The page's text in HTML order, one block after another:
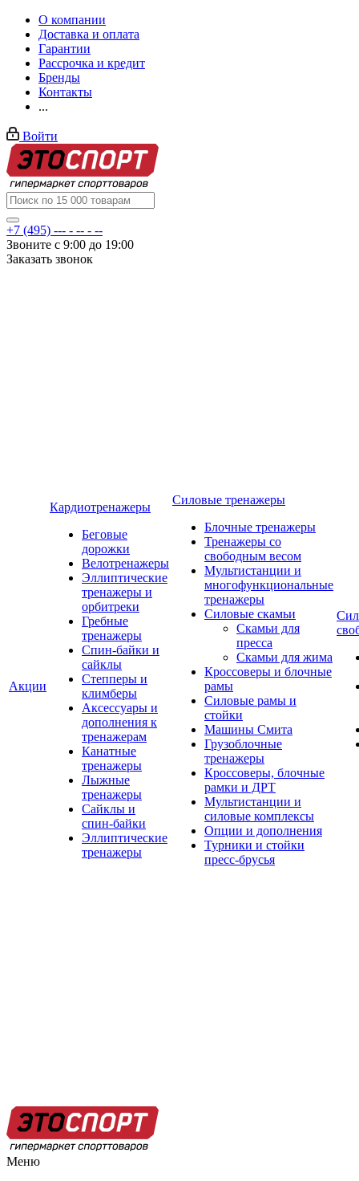
О компании
Доставка и оплата
Гарантии
Рассрочка и кредит
Бренды
Контакты
...
Войти
+7 (495) --- - -- - --
Звоните с 9:00 до 19:00
Заказать звонок
Акции
Кардиотренажеры
Беговые
дорожки
Велотренажеры
Эллиптические
тренажеры и
орбитреки
Гребные
тренажеры
Спин-байки и
сайклы
Степперы и
климберы
Аксессуары и
дополнения к
тренажерам
Канатные
тренажеры
Лыжные
тренажеры
Сайклы и
спин-байки
Эллиптические
тренажеры
Силовые тренажеры
Блочные тренажеры
Тренажеры со
свободным весом
Мультистанции и
многофункциональные
тренажеры
Силовые скамьи
Скамьи для
пресса
Скамьи для жима
Кроссоверы и блочные
рамы
Силовые рамы и
стойки
Машины Смита
Грузоблочные
тренажеры
Кроссоверы, блочные
рамки и ДРТ
Мультистанции и
силовые комплексы
Опции и дополнения
Турники и стойки
пресс-брусья
Меню